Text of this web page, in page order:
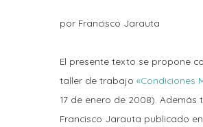
por Francisco Jarauta
El presente texto se propone
taller de trabajo «Condiciones
17 de enero de 2008).
Francisco Jarauta publicado